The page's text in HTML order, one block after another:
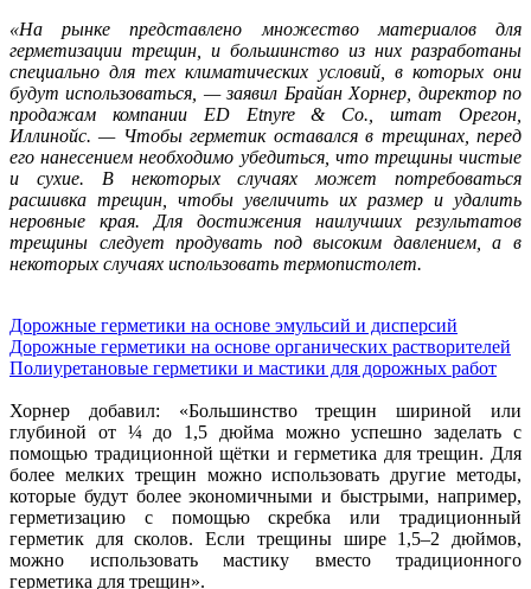
«На рынке представлено множество материалов для
герметизации трещин, и большинство из них разработаны
специально для тех климатических условий, в которых они
будут использоваться, — заявил Брайан Хорнер, директор по
продажам компании ED Etnyre & Co., штат Орегон,
Иллинойс. — Чтобы герметик оставался в трещинах, перед
его нанесением необходимо убедиться, что трещины чистые
и сухие. В некоторых случаях может потребоваться
расшивка трещин, чтобы увеличить их размер и удалить
неровные края. Для достижения наилучших результатов
трещины следует продувать под высоким давлением, а в
некоторых случаях использовать термопистолет.
Дорожные герметики на основе эмульсий и дисперсий
Дорожные герметики на основе органических растворителей
Полиуретановые герметики и мастики для дорожных работ
Хорнер добавил: «Большинство трещин шириной или
глубиной от ¼ до 1,5 дюйма можно успешно заделать с
помощью традиционной щётки и герметика для трещин. Для
более мелких трещин можно использовать другие методы,
которые будут более экономичными и быстрыми, например,
герметизацию с помощью скребка или традиционный
герметик для сколов. Если трещины шире 1,5–2 дюймов,
можно использовать мастику вместо традиционного
герметика для трещин».